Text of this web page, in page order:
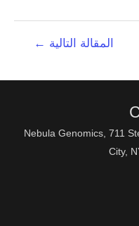
المقالة التالية ←
Nebula Genomics, 711
City,